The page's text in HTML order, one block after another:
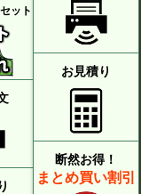
ット
お見積り
断然お得！
まとめ買い割引